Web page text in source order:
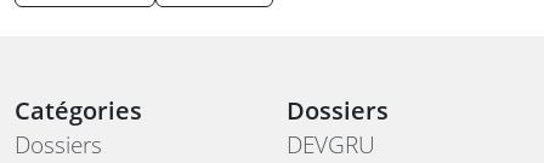
Catégories
Dossiers
Dossiers
DEVGRU